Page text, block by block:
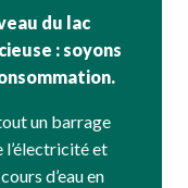
du lac
: soyons
un barrage
l’électricité et
d’eau en